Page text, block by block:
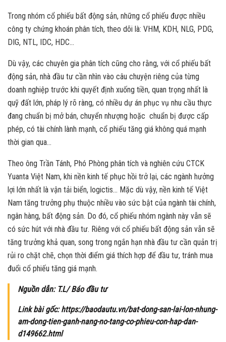
Trong nhóm cổ phiếu bất động sản, những cổ phiếu được nhiều
công ty chứng khoán phân tích, theo dõi là: VHM, KDH, NLG, PDG,
DIG, NTL, IDC, HDC…
Dù vậy, các chuyên gia phân tích cũng cho rằng, với cổ phiếu bất
động sản, nhà đầu tư cần nhìn vào câu chuyện riêng của từng
doanh nghiệp trước khi quyết định xuống tiền, quan trọng nhất là
quỹ đất lớn, pháp lý rõ ràng, có nhiều dự án phục vụ nhu cầu thực
đang chuẩn bị mở bán, chuyển nhượng hoặc chuẩn bị được cấp
phép, có tài chính lành mạnh, cổ phiếu tăng giá không quá mạnh
thời gian qua…
Theo ông Trần Tánh, Phó Phòng phân tích và nghiên cứu CTCK
Yuanta Việt Nam, khi nền kinh tế phục hồi trở lại, các ngành hưởng
lợi lớn nhất là vận tải biển, logictis… Mặc dù vậy, nền kinh tế Việt
Nam tăng trưởng phụ thuộc nhiều vào sức bật của ngành tài chính,
ngân hàng, bất động sản. Do đó, cổ phiếu nhóm ngành này vẫn sẽ
có sức hút với nhà đầu tư. Riêng với cổ phiếu bất động sản vẫn sẽ
tăng trưởng khả quan, song trong ngắn hạn nhà đầu tư cần quản trị
rủi ro chặt chẽ, chọn thời điểm giá thích hợp để đầu tư, tránh mua
đuổi cổ phiếu tăng giá mạnh.
Nguồn dẫn: T.L/ Báo đầu tư
Link bài gốc: https://baodautu.vn/bat-dong-san-lai-lon-nhung-
am-dong-tien-ganh-nang-no-tang-co-phieu-con-hap-dan-
d149662.html